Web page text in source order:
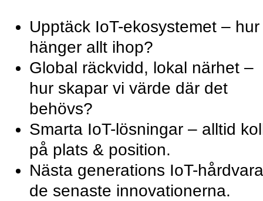
Upptäck IoT-ekosystemet – hur
hänger allt ihop?
Global räckvidd, lokal närhet –
hur skapar vi värde där det
behövs?
Smarta IoT-lösningar – alltid
på plats & position.
Nästa generations IoT-
de senaste innovationerna.